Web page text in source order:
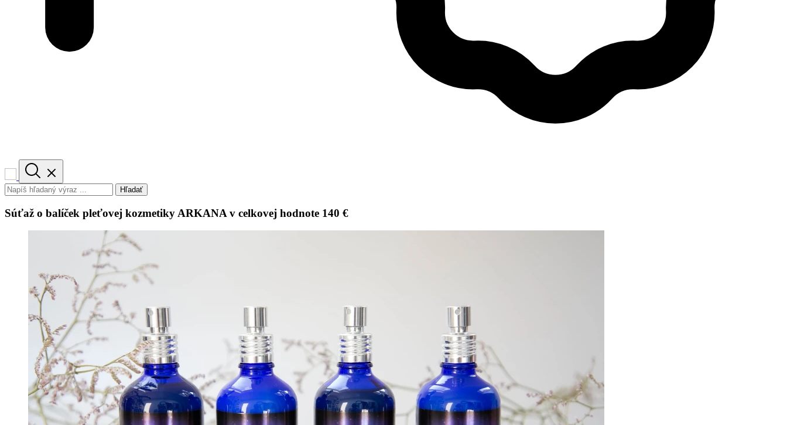
Hľadať
Súťaž o balíček pleťovej kozmetiky ARKANA v celkovej hodnote 140 €